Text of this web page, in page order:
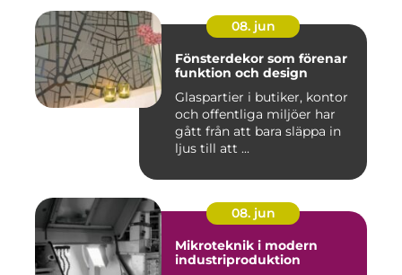
08. jun
Fönsterdekor som förenar
funktion och design
Glaspartier i butiker, kontor
och offentliga miljöer har
gått från att bara släppa in
ljus till att ...
08. jun
Mikroteknik i modern
industriproduktion